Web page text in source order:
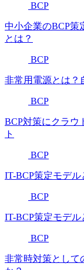
BCP
中小企業のBCP策
とは？
BCP
非常用電源とは？
BCP
BCP対策にクラウ
ト
BCP
IT-BCP策定モデ
BCP
IT-BCP策定モデ
BCP
非常時対策として